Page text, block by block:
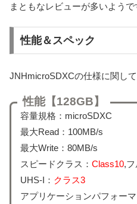
まともなレビューが多いようで
性能＆スペック
JNHmicroSDXCの仕様に関して
性能【128GB】
容量規格：microSDXC
最大Read：100MB/s
最大Write：80MB/s
スピードクラス： Class10,
UHS-I： クラス3
アプリケーションパフォーマ